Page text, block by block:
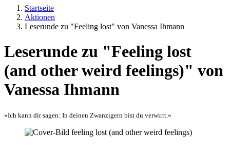
Startseite
Aktionen
Leserunde zu "Feeling lost" von Vanessa Ihmann
Leserunde zu "Feeling lost
(and other weird feelings)" von
Vanessa Ihmann
»Ich kann dir sagen: In deinen Zwanzigern bist du verwirrt.«